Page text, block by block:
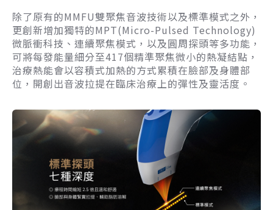
除了原有的MMFU雙聚焦音波技術以及標準模式之外，
更創新增加獨特的MPT(Micro-Pulsed Technology)
微脈衝科技、連續聚焦模式，以及圓周探頭等多功能，
可將每發能量細分至417個精準聚焦微小的熱凝結點，
治療熱能會以容積式加熱的方式累積在臉部及身體部
位，開創出音波拉提在臨床治療上的彈性及靈活度。